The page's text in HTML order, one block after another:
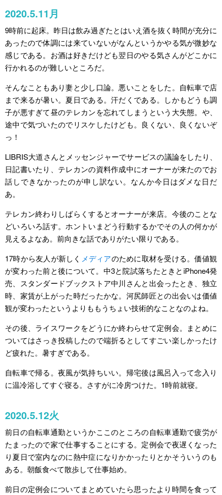
2020.5.11月
9時前に起床。昨日は飲み過ぎたとはいえ酒を抜く時間が充分に
あったので体調には来ていないがなんというかやる気が微妙な
感じである。お酒は好きだけども翌日のやる気さんがどこかに
行かれるのが難しいところだ。
そんなこともあり妻と少し口論。悪いことをした。自転車で店
まで来るが暑い。夏日である。汗だくである。しかもどうも調
子が悪すぎて昼のテレカンを忘れてしまうという大失態。や、
途中で気づいたのでリスケしたけども。良くない、良くないぞ
っ！
LIBRIS大道さんとメッセンジャーでサービスの議論をしたり、
日記書いたり、テレカンの資料作成中にオーナーが来たのでお
話しできなかったのが申し訳ない。なんか今日はダメな日だ
あ。
テレカン終わりしばらくするとオーナーが来店。今後のことな
どいろいろ話す。ホントいまどう行動するかでその人の何かが
見えるよなあ。前向きな話でありがたい限りである。
17時から友人が新しく メディアのために取材を受ける。価値観
が変わった前と後について。中3と院試落ちたときとiPhone4発
売、スタンダードブックストア中川さんと出会ったとき、独立
時、家賃が上がった時だったかな。河尻師匠との出会いは価値
観が変わったというよりももうちょい技術的なことなのよね。
その後、ライスワークをどうにか終わらせて定例会。まとめに
ついてはさっき投稿したので端折るとしてすごい楽しかったけ
ど疲れた。暑すぎである。
自転車で帰る。夜風が気持ちいい。帰宅後は風呂入って念入り
に温冷浴してすぐ寝る。さすがに冷房つけた。1時前就寝。
2020.5.12火
前日の自転車通勤というかここのところの自転車通勤で疲労が
たまったので家で仕事することにする。定例会で夜遅くなった
り夏日で室内なのに熱中症になりかかったりとかそういうのも
ある。朝飯食べて散歩して仕事始め。
前日の定例会についてまとめていたら思ったより時間を食って